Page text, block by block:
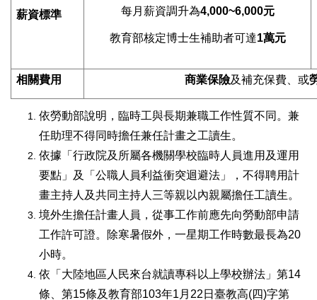
薪資標準
每月薪資調升為4,000~6,000元
教育部核定博士生補助者可達1萬元
相關費用 商業保險及補充保費、或
依勞動部說明，臨時工與長期兼職工作性質不同。兼
任助理不得同時擔任兼任計畫之工讀生。
依據「行政院及所屬各機關學校臨時人員進用及運用
要點」及「公職人員利益衝突迴避法」，不得聘用計
畫主持人及共同主持人三等親以內親屬擔任工讀生。
境外生擔任計畫人員，從事工作前應先向勞動部申請
工作許可證。除寒暑假外，一星期工作時數最長為20
小時。
依「大陸地區人民來台就讀專科以上學校辦法」第14
條、第15條及教育部103年1月22日臺教高(四)字第